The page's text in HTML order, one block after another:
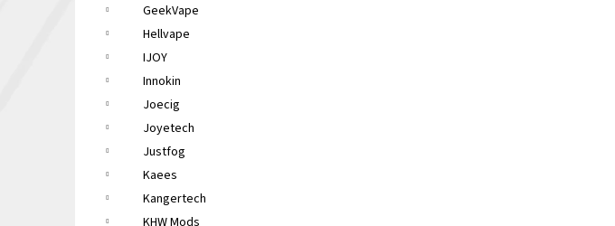
GeekVape
Hellvape
IJOY
Innokin
Joecig
Joyetech
Justfog
Kaees
Kangertech
KHW Mods